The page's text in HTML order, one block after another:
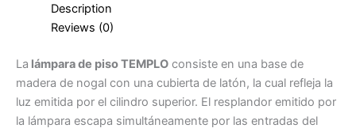
Description
Reviews (0)
La lámpara de piso TEMPLO consiste en una base de
madera de nogal con una cubierta de latón, la cual refleja la
luz emitida por el cilindro superior. El resplandor emitido por
la lámpara escapa simultáneamente por las entradas del